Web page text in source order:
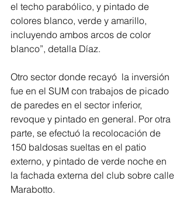
el techo parabólico, y pintado de
colores blanco, verde y amarillo,
incluyendo ambos arcos de color
blanco”, detalla Díaz.
Otro sector donde recayó  la inversión
fue en el SUM con trabajos de picado
de paredes en el sector inferior,
revoque y pintado en general. Por otra
parte, se efectuó la recolocación de
150 baldosas sueltas en el patio
externo, y pintado de verde noche en
la fachada externa del club sobre calle
Marabotto.